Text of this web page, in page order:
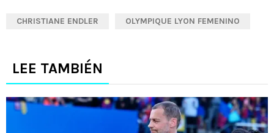
CHRISTIANE ENDLER OLYMPIQUE LYON FEMENINO
LEE TAMBIÉN